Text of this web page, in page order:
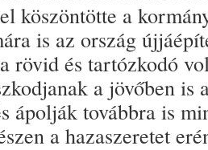
köszöntötte a
is az ország
rövid és tartózkodó
a jövőben is
ápolják továbbra is
a hazaszeretet